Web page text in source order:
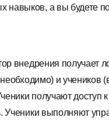
навыков, а вы будете
внедрения получает
и учеников
получают
Ученики выполняют